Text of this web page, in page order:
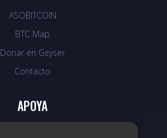
ASOBITCOIN
BTC Map
Donar en Geyser
Contacto
APOYA